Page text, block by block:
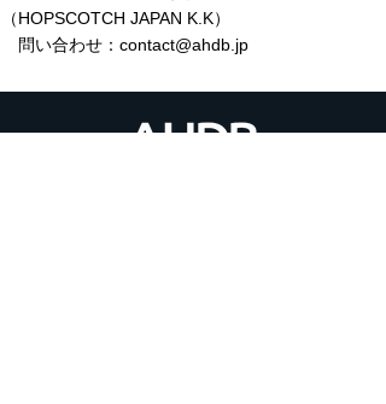
（HOPSCOTCH JAPAN K.K）
問い合わせ： contact@ahdb.jp